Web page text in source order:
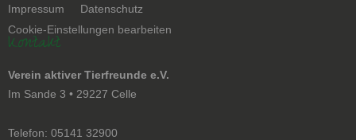
Navigation
überspringen
Impressum
Datenschutz
Cookie-Einstellungen bearbeiten
Kontakt
Verein aktiver Tierfreunde e.V.
Im Sande 3 • 29227 Celle
Telefon: 05141 32900